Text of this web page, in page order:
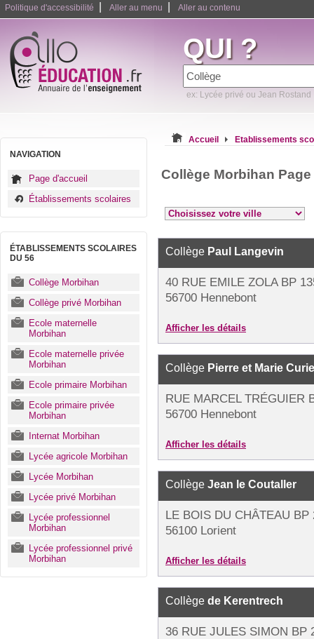
Politique d'accessibilité Aller au menu Aller au contenu
QUI ?
ex: Lycée privé ou Jean Rostand
NAVIGATION
Page d'accueil
Établissements scolaires
ÉTABLISSEMENTS SCOLAIRES
DU 56
Collège Morbihan
Collège privé Morbihan
Ecole maternelle
Morbihan
Ecole maternelle privée
Morbihan
Ecole primaire Morbihan
Ecole primaire privée
Morbihan
Internat Morbihan
Lycée agricole Morbihan
Lycée Morbihan
Lycée privé Morbihan
Lycée professionnel
Morbihan
Lycée professionnel privé
Morbihan
Accueil Etablissements
Collège Morbihan Page
Collège Paul Langevin
40 RUE EMILE ZOLA BP
56700 Hennebont
Afficher les détails
Collège Pierre et Marie Curie
RUE MARCEL TRÉGUIER
56700 Hennebont
Afficher les détails
Collège Jean le Coutaller
LE BOIS DU CHÂTEAU BP
56100 Lorient
Afficher les détails
Collège de Kerentrech
36 RUE JULES SIMON BP